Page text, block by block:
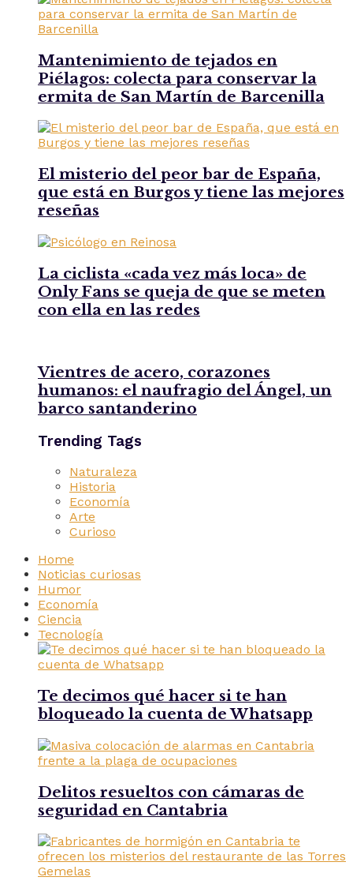
Mantenimiento de tejados en
Piélagos: colecta para conservar la
ermita de San Martín de Barcenilla
El misterio del peor bar de España,
que está en Burgos y tiene las mejores
reseñas
La ciclista «cada vez más loca» de
Only Fans se queja de que se meten
con ella en las redes
Vientres de acero, corazones
humanos: el naufragio del Ángel, un
barco santanderino
Trending Tags
Naturaleza
Historia
Economía
Arte
Curioso
Home
Noticias curiosas
Humor
Economía
Ciencia
Tecnología
Te decimos qué hacer si te han
bloqueado la cuenta de Whatsapp
Delitos resueltos con cámaras de
seguridad en Cantabria